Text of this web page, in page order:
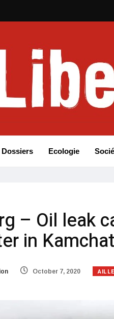
Dossiers Ecologie
– Oil leak
in
October 7, 2020